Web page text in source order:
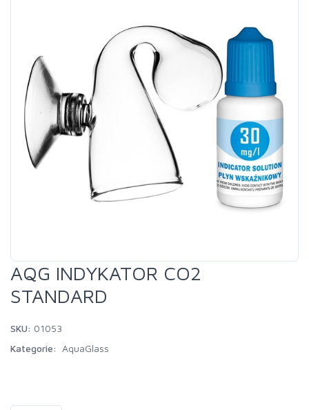
AQG INDYKATOR CO2
STANDARD
SKU: 01053
Kategorie:
AquaGlass